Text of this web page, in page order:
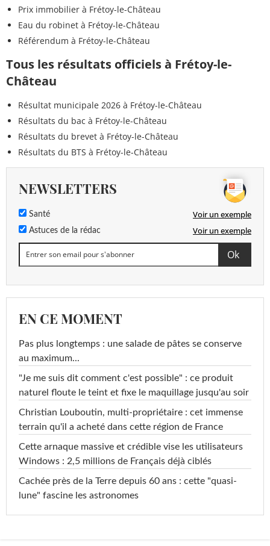
Prix immobilier à Frétoy-le-Château
Eau du robinet à Frétoy-le-Château
Référendum à Frétoy-le-Château
Tous les résultats officiels à Frétoy-le-
Château
Résultat municipale 2026 à Frétoy-le-Château
Résultats du bac à Frétoy-le-Château
Résultats du brevet à Frétoy-le-Château
Résultats du BTS à Frétoy-le-Château
NEWSLETTERS
Santé Voir un exemple
Astuces de la rédac Voir un exemple
EN CE MOMENT
Pas plus longtemps : une salade de pâtes se conserve
au maximum...
"Je me suis dit comment c'est possible" : ce produit
naturel floute le teint et fixe le maquillage jusqu'au soir
Christian Louboutin, multi-propriétaire : cet immense
terrain qu'il a acheté dans cette région de France
Cette arnaque massive et crédible vise les utilisateurs
Windows : 2,5 millions de Français déjà ciblés
Cachée près de la Terre depuis 60 ans : cette "quasi-
lune" fascine les astronomes